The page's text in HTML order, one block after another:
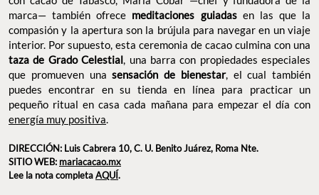
marca— también ofrece meditaciones guiadasen las que la
compasión y la apertura son la brújula para navegar en un viaje
interior. Por supuesto, esta ceremonia de cacao culmina con una
taza de Grado Celestial, una barra con propiedades especiales
que promueven unasensación de bienestar, el cual también
puedes encontrar en su tienda en línea para practicar un
pequeño ritual en casa cada mañana para empezar el día con
energía muy positiva.
DIRECCIÓN: Luis Cabrera 10, C. U. Benito Juárez, Roma Nte.
SITIO WEB: mariacacao.mx
Lee la nota completaAQUÍ.